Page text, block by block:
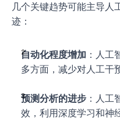
几个关键趋势可能主导人
迹：
自动化程度增加 ：人工
多方面，减少对人工干
预测分析的进步 ：人工
效，利用深度学习和神